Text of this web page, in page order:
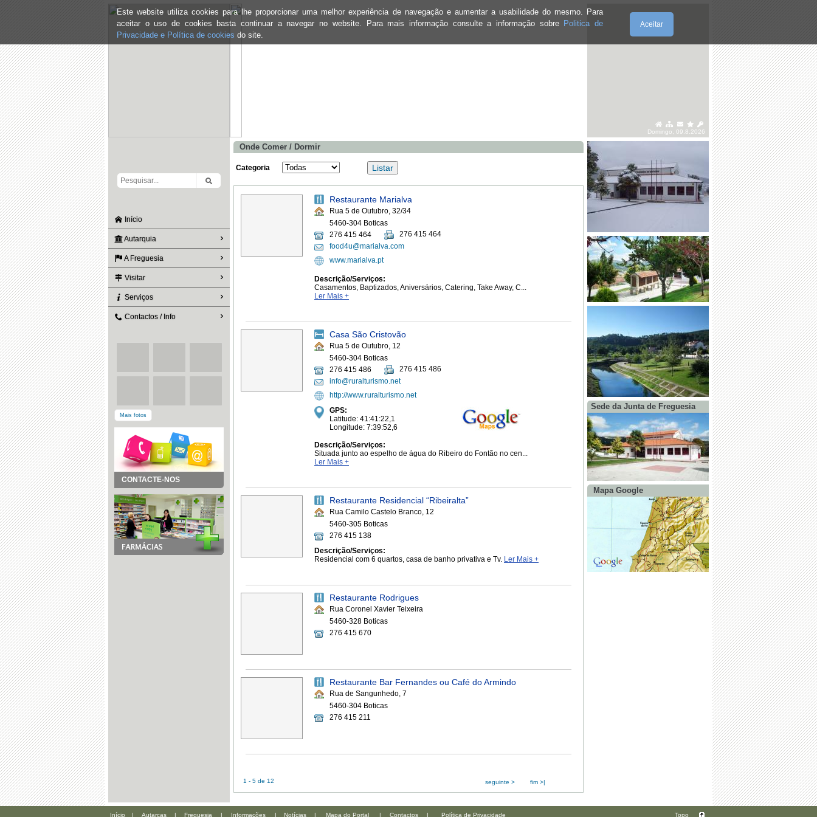
Este website utiliza cookies para lhe proporcionar uma melhor experiência de navegação e aumentar a usabilidade do mesmo. Para
aceitar o uso de cookies basta continuar a navegar no website. Para mais informação consulte a informação sobre Politica de
Privacidade e Política de cookies do site.
Aceitar
Domingo, 09.8.2026
Início
Autarquia
A Freguesia
Visitar
Serviços
Contactos / Info
Mais fotos
CONTACTE-NOS
Onde Comer / Dormir
Categoria
Restaurante Marialva
Rua 5 de Outubro, 32/34
5460-304 Boticas
276 415 464
276 415 464
food4u@marialva.com
www.marialva.pt
Descrição/Serviços:
Casamentos, Baptizados, Aniversários, Catering, Take Away, C...
Ler Mais +
Casa São Cristovão
Rua 5 de Outubro, 12
5460-304 Boticas
276 415 486
276 415 486
info@ruralturismo.net
http://www.ruralturismo.net
GPS:
Latitude: 41:41:22,1
Longitude: 7:39:52,6
Descrição/Serviços:
Situada junto ao espelho de água do Ribeiro do Fontão no cen...
Ler Mais +
Restaurante Residencial “Ribeiralta”
Rua Camilo Castelo Branco, 12
5460-305 Boticas
276 415 138
Descrição/Serviços:
Residencial com 6 quartos, casa de banho privativa e Tv. Ler Mais +
Restaurante Rodrigues
Rua Coronel Xavier Teixeira
5460-328 Boticas
276 415 670
Restaurante Bar Fernandes ou Café do Armindo
Rua de Sangunhedo, 7
5460-304 Boticas
276 415 211
1 - 5 de 12 seguinte > fim >|
Sede da Junta de Freguesia
Mapa Google
Início | Autarcas | Freguesia | Informações | Notícias | Mapa do Portal | Contactos | Política de Privacidade Topo